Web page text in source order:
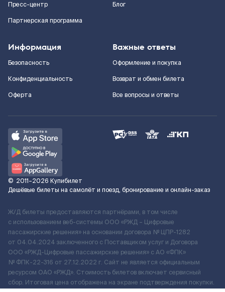
Пресс-центр
Партнерская программа
Блог
Информация
Безопасность
Конфиденциальность
Оферта
Важные ответы
Оформление и покупка
Возврат и обмен билета
Все вопросы и ответы
© 2011–2026 Купибилет
Дешёвые билеты на самолёт и поезд, бронирование и онлайн-заказ
Ж/Д билеты предоставляются партнёрами, в том числе
с использованием веб-системы ООО «РЖД – Цифровые
пассажирские решения» на основании договора № ЦПР-1282
от 04.04.2024 заключенного с Поставщиком услуг и Договора
ООО «РЖД-Цифровые пассажирские решения» c АО «ФПК»
№ ФПК-22-316 от 27.12.2022 г. Сайт не является официальным
ресурсом ОАО «РЖД». Стоимость билетов включает сервисный
сбор. Итоговая цена отображена на экране подтверждения покупки.